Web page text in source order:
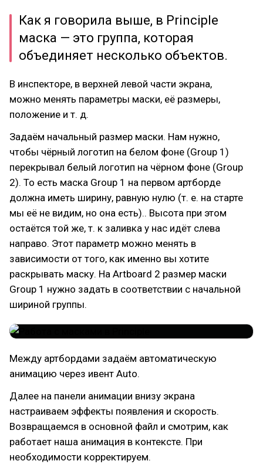
Как я говорила выше, в Principle
маска — это группа, которая
объединяет несколько объектов.
В инспекторе, в верхней левой части экрана,
можно менять параметры маски, её размеры,
положение и т. д.
Задаём начальный размер маски. Нам нужно,
чтобы чёрный логотип на белом фоне (Group 1)
перекрывал белый логотип на чёрном фоне (Group
2). То есть маска Group 1 на первом артборде
должна иметь ширину, равную нулю (т. е. на старте
мы её не видим, но она есть).. Высота при этом
остаётся той же, т. к заливка у нас идёт слева
направо. Этот параметр можно менять в
зависимости от того, как именно вы хотите
раскрывать маску. На Artboard 2 размер маски
Group 1 нужно задать в соответствии с начальной
шириной группы.
Между артбордами задаём автоматическую
анимацию через ивент Auto.
Далее на панели анимации внизу экрана
настраиваем эффекты появления и скорость.
Возвращаемся в основной файл и смотрим, как
работает наша анимация в контексте. При
необходимости корректируем.